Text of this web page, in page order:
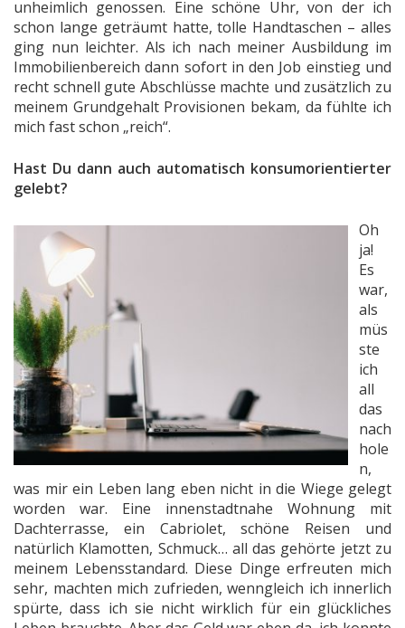
unheimlich genossen. Eine schöne Uhr, von der ich
schon lange geträumt hatte, tolle Handtaschen – alles
ging nun leichter. Als ich nach meiner Ausbildung im
Immobilienbereich dann sofort in den Job einstieg und
recht schnell gute Abschlüsse machte und zusätzlich zu
meinem Grundgehalt Provisionen bekam, da fühlte ich
mich fast schon „reich“.
Hast Du dann auch automatisch konsumorientierter
gelebt?
Oh
ja!
Es
war,
als
müs
ste
ich
all
das
nach
hole
n,
was mir ein Leben lang eben nicht in die Wiege gelegt
worden war. Eine innenstadtnahe Wohnung mit
Dachterrasse, ein Cabriolet, schöne Reisen und
natürlich Klamotten, Schmuck… all das gehörte jetzt zu
meinem Lebensstandard. Diese Dinge erfreuten mich
sehr, machten mich zufrieden, wenngleich ich innerlich
spürte, dass ich sie nicht wirklich für ein glückliches